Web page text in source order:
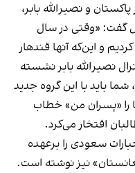
و نصیرالله بابر،
گفت: «وقتی در سال
کردیم و این‌که آنها قندهار
نصیرالله بابر نشسته
باید با این گروه جدید
را «پسران من» خطاب
افتخار می‌کرد.
استخبارات سعودی را برعهده
نیز نوشته است.